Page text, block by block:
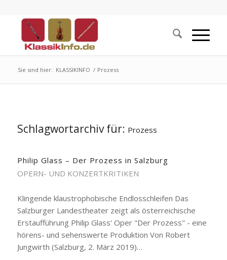
Sie sind hier: KLASSIKINFO / Prozess
Schlagwortarchiv für: Prozess
Philip Glass – Der Prozess in Salzburg
OPERN- UND KONZERTKRITIKEN
Klingende klaustrophobische Endlosschleifen Das
Salzburger Landestheater zeigt als österreichische
Erstaufführung Philip Glass' Oper "Der Prozess" - eine
hörens- und sehenswerte Produktion Von Robert
Jungwirth (Salzburg, 2. März 2019)…